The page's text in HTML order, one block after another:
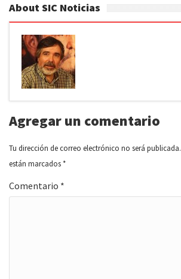
About SIC Noticias
Agregar un comentario
Tu dirección de correo electrónico no será publicada.
están marcados *
Comentario *